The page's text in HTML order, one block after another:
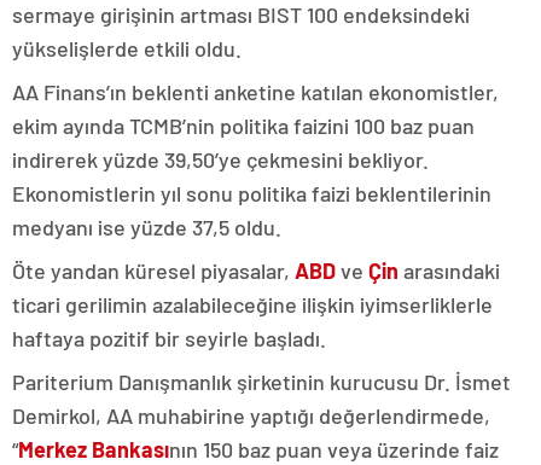
sermaye girişinin artması BIST 100 endeksindeki
yükselişlerde etkili oldu.
AA Finans’ın beklenti anketine katılan ekonomistler,
ekim ayında TCMB’nin politika faizini 100 baz puan
indirerek yüzde 39,50’ye çekmesini bekliyor.
Ekonomistlerin yıl sonu politika faizi beklentilerinin
medyanı ise yüzde 37,5 oldu.
Öte yandan küresel piyasalar, ABDve Çin arasındaki
ticari gerilimin azalabileceğine ilişkin iyimserliklerle
haftaya pozitif bir seyirle başladı.
Pariterium Danışmanlık şirketinin kurucusu Dr. İsmet
Demirkol, AA muhabirine yaptığı değerlendirmede,
“Merkez Bankasının 150 baz puan veya üzerinde faiz